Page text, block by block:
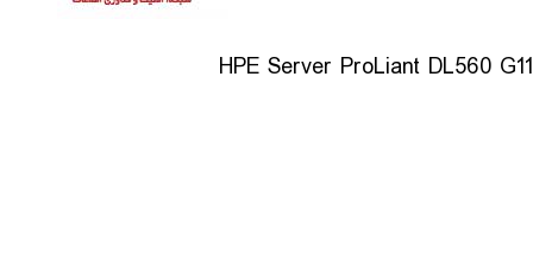
HPE Server ProLiant DL560 G11